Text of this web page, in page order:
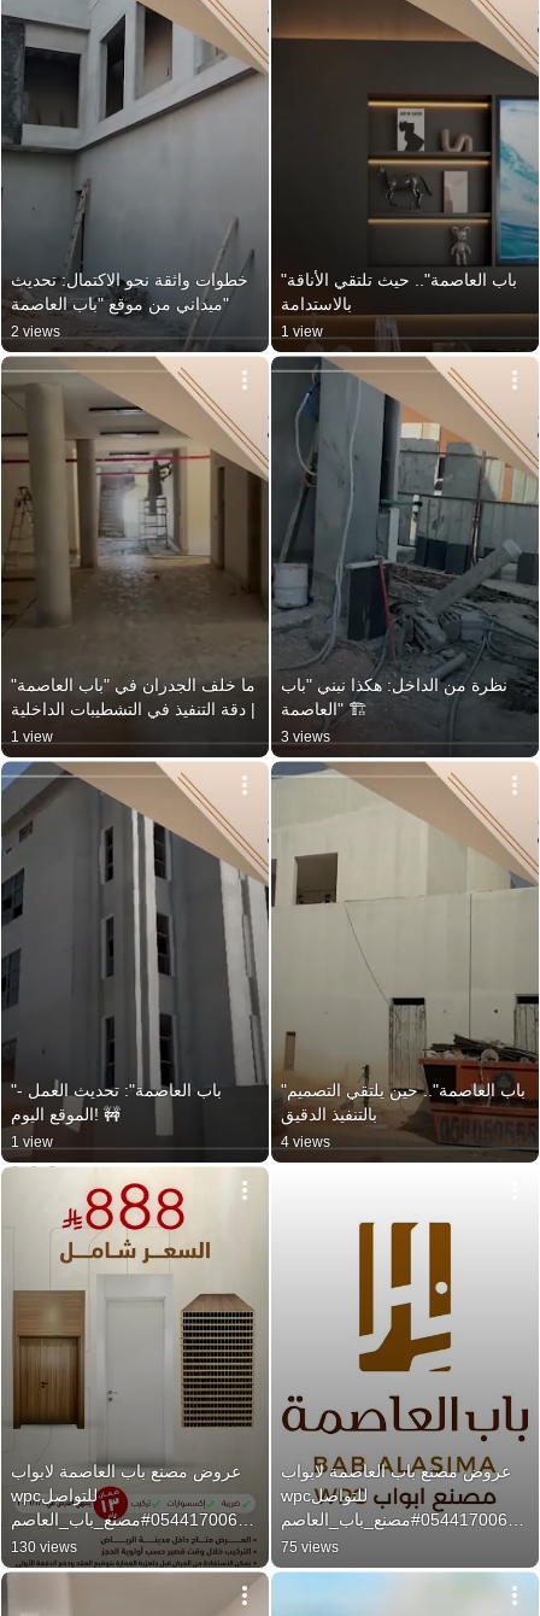
خطوات واثقة نحو الاكتمال: تحديث
ميداني من موقع "باب العاصمة"
2 views
"باب العاصمة".. حيث تلتقي الأناقة
بالاستدامة
1 view
ما خلف الجدران في "باب العاصمة"
| دقة التنفيذ في التشطيبات الداخلية
1 view
نظرة من الداخل: هكذا نبني "باب
العاصمة" 🏗️
3 views
"باب العاصمة": تحديث العمل -
الموقع اليوم! 🚧
1 view
"باب العاصمة".. حين يلتقي التصميم
بالتنفيذ الدقيق
4 views
عروض مصنع باب العاصمة لابواب
wpcللتواصل
:0544170060#مصنع_باب_العاصم
ة#ابواب #wpc #الرياض #تشطيبات
130 views
عروض مصنع باب العاصمة لابواب
wpcللتواصل
:0544170060#مصنع_باب_العاصم
75 views